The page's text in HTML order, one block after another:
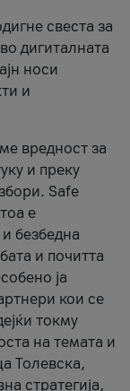
свеста за
дигиталната
носи
и
вредност за
и преку
Safe
е
безбедна
и почитта
ја
кои се
токму
на темата и
Толевска,
стратегија,